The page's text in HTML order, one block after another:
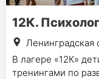
12К.
Ленинградская
В лагере «12К»
тренингами по